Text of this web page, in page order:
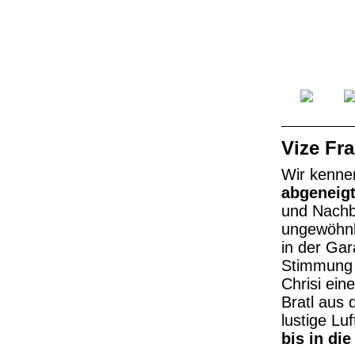
Vize
Wir
und
in der
Chrisi
Bratl aus
lustige
bis in